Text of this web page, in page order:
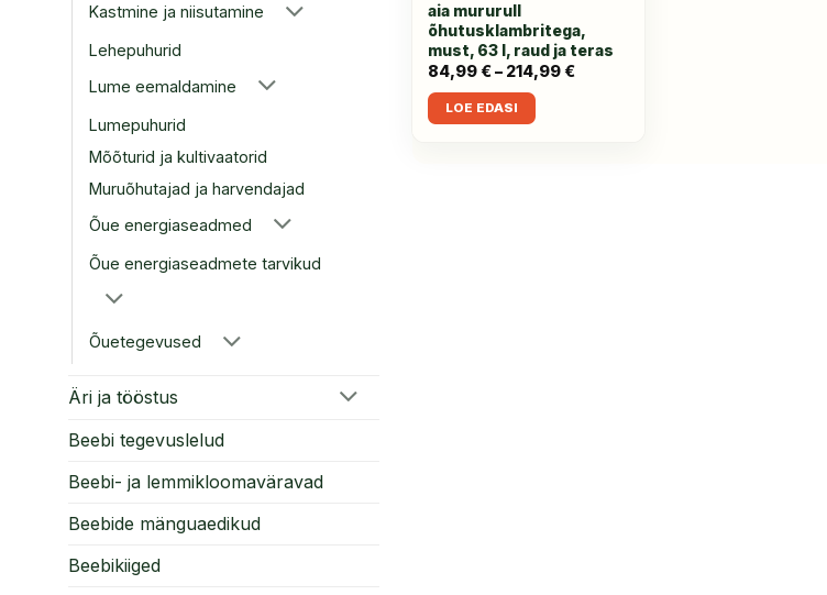
Kastmine ja niisutamine
Lehepuhurid
Lume eemaldamine
Lumepuhurid
Mõõturid ja kultivaatorid
Muruõhutajad ja harvendajad
Õue energiaseadmed
Õue energiaseadmete tarvikud
Õuetegevused
Äri ja tööstus
Beebi tegevuslelud
Beebi- ja lemmikloomaväravad
Beebide mänguaedikud
Beebikiiged
aia mururull
õhutusklambritega,
must, 63 l, raud ja teras
84,99 €– 214,99 €
LOE EDASI